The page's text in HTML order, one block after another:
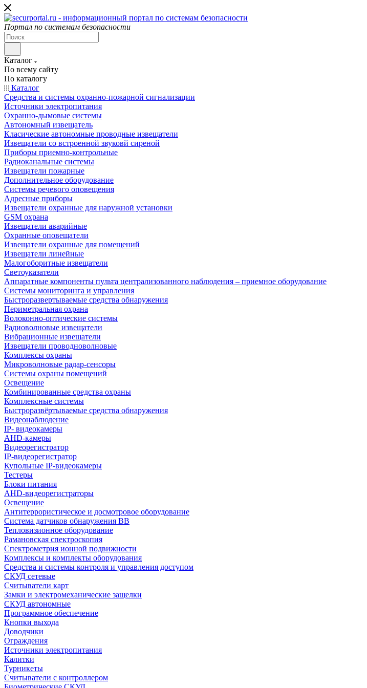
Портал по системам безопасности
Каталог
По всему сайту
По каталогу
Каталог
Средства и системы охранно-пожарной сигнализации
Источники электропитания
Охранно-дымовые системы
Автономный извещатель
Класические автономные проводные извещатели
Извещатели со встроенной звуковй сиреной
Приборы приемно-контрольные
Радиоканальные системы
Извещатели пожарные
Дополнительное оборудование
Системы речевого оповещения
Адресные приборы
Извещатели охранные для наружной установки
GSM охрана
Извещатели аварийные
Охранные оповещатели
Извещатели охранные для помещений
Извещатели линейные
Малогоборитные извещатели
Светоуказатели
Аппаратные компоненты пульта централизованного наблюдения – приемное оборудование
Системы мониторинга и управления
Быстроразвертываемые средства обнаружения
Периметральная охрана
Волоконно-оптические системы
Радиоволновые извещатели
Вибрационные извещатели
Извещатели проводноволновые
Комплексы охраны
Микроволновые радар-сенсоры
Системы охраны помещений
Освещение
Комбинированные средства охраны
Комплексные системы
Быстроразвёртываемые средства обнаружения
Видеонаблюдение
IP- видеокамеры
AHD-камеры
Видеорегистратор
IP-видеорегистратор
Купольные IP-видеокамеры
Тестеры
Блоки питания
AHD-видеорегистраторы
Освещение
Антитеррористическое и досмотровое оборудование
Cистема датчиков обнаружения ВВ
Тепловизионное оборудование
Рамановская спектроскопия
Спектрометрия ионной подвижности
Комплексы и комплекты оборудования
Средства и системы контроля и управления доступом
СКУД сетевые
Считыватели карт
Замки и электромеханические защелки
СКУД автономные
Программное обеспечение
Кнопки выхода
Доводчики
Ограждения
Источники электропитания
Калитки
Турникеты
Считыватели с контроллером